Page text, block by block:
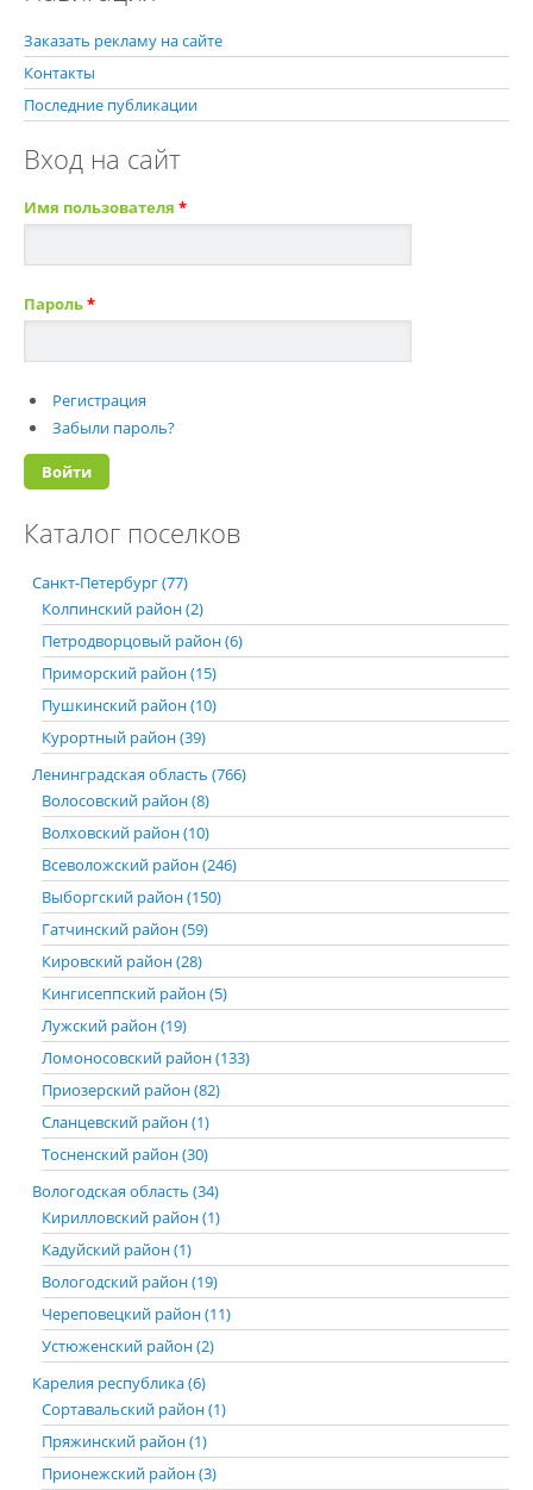
Заказать рекламу на сайте
Контакты
Последние публикации
Вход на сайт
Имя пользователя *
Пароль*
Регистрация
Забыли пароль?
Каталог поселков
Санкт-Петербург (77)
Колпинский район (2)
Петродворцовый район (6)
Приморский район (15)
Пушкинский район (10)
Курортный район (39)
Ленинградская область (766)
Волосовский район (8)
Волховский район (10)
Всеволожский район (246)
Выборгский район (150)
Гатчинский район (59)
Кировский район (28)
Кингисеппский район (5)
Лужский район (19)
Ломоносовский район (133)
Приозерский район (82)
Сланцевский район (1)
Тосненский район (30)
Вологодская область (34)
Кирилловский район (1)
Кадуйский район (1)
Вологодский район (19)
Череповецкий район (11)
Устюженский район (2)
Карелия республика (6)
Сортавальский район (1)
Пряжинский район (1)
Прионежский район (3)